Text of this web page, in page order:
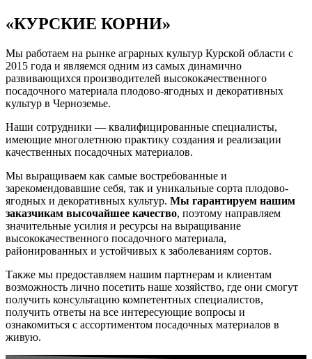
«КУРСКИЕ КОРНИ»
Мы работаем на рынке аграрных культур Курской области с
2015 года и являемся одним из самых динамично
развивающихся производителей высококачественного
посадочного материала плодово-ягодных и декоративных
культур в Черноземье.
Наши сотрудники — квалифицированные специалисты,
имеющие многолетнюю практику создания и реализации
качественных посадочных материалов.
Мы выращиваем как самые востребованные и
зарекомендовавшие себя, так и уникальные сорта плодово-
ягодных и декоративных культур. Мы гарантируем нашим
заказчикам высочайшее качество, поэтому направляем
значительные усилия и ресурсы на выращивание
высококачественного посадочного материала,
районированных и устойчивых к заболеваниям сортов.
Также мы предоставляем нашим партнерам и клиентам
возможность лично посетить наше хозяйство, где они смогут
получить консультацию компетентных специалистов,
получить ответы на все интересующие вопросы и
ознакомиться с ассортиментом посадочных материалов в
живую.